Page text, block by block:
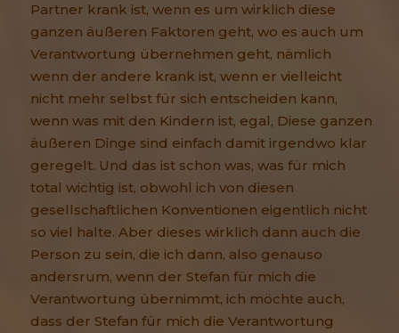
Partner krank ist, wenn es um wirklich diese
ganzen äußeren Faktoren geht, wo es auch um
Verantwortung übernehmen geht, nämlich
wenn der andere krank ist, wenn er vielleicht
nicht mehr selbst für sich entscheiden kann,
wenn was mit den Kindern ist, egal, Diese ganzen
äußeren Dinge sind einfach damit irgendwo klar
geregelt. Und das ist schon was, was für mich
total wichtig ist, obwohl ich von diesen
gesellschaftlichen Konventionen eigentlich nicht
so viel halte. Aber dieses wirklich dann auch die
Person zu sein, die ich dann, also genauso
andersrum, wenn der Stefan für mich die
Verantwortung übernimmt, ich möchte auch,
dass der Stefan für mich die Verantwortung